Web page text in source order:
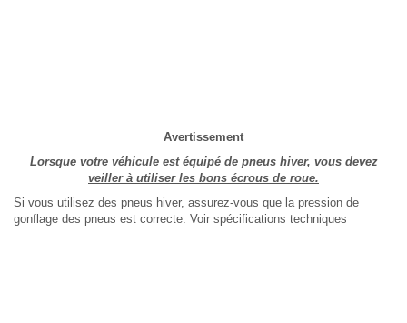
Avertissement
Lorsque votre véhicule est équipé de pneus hiver, vous devez
veiller à utiliser les bons écrous de roue.
Si vous utilisez des pneus hiver, assurez-vous que la pression de
gonflage des pneus est correcte. Voir spécifications techniques